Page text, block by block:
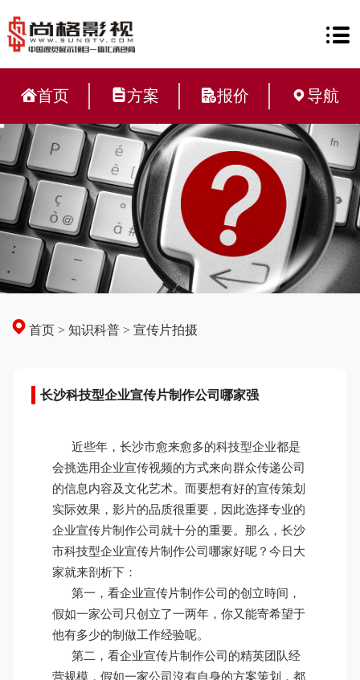
首页 方案 报价 导航
首页 >知识科普 >宣传片拍摄
长沙科技型企业宣传片制作公司哪家强
近些年，长沙市愈来愈多的科技型企业都是
会挑选用企业宣传视频的方式来向群众传递公司
的信息内容及文化艺术。而要想有好的宣传策划
实际效果，影片的品质很重要，因此选择专业的
企业宣传片制作公司就十分的重要。那么， 长沙
市科技型企业宣传片制作公司哪家好呢？今日大
家就来剖析下：
第一，看企业宣传片制作公司的创立時间，
假如一家公司只创立了一两年，你又能寄希望于
他有多少的制做工作经验呢。
第二，看企业宣传片制作公司的精英团队经
营规模，假如一家公司沒有自身的方案策划，都